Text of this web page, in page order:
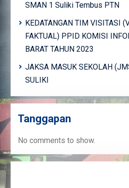
SMAN 1 Suliki Tembus PTN
KEDATANGAN TIM VISITASI
FAKTUAL) PPID KOMISI
BARAT TAHUN 2023
JAKSA MASUK SEKOLAH
SULIKI
Tanggapan
No comments to show.